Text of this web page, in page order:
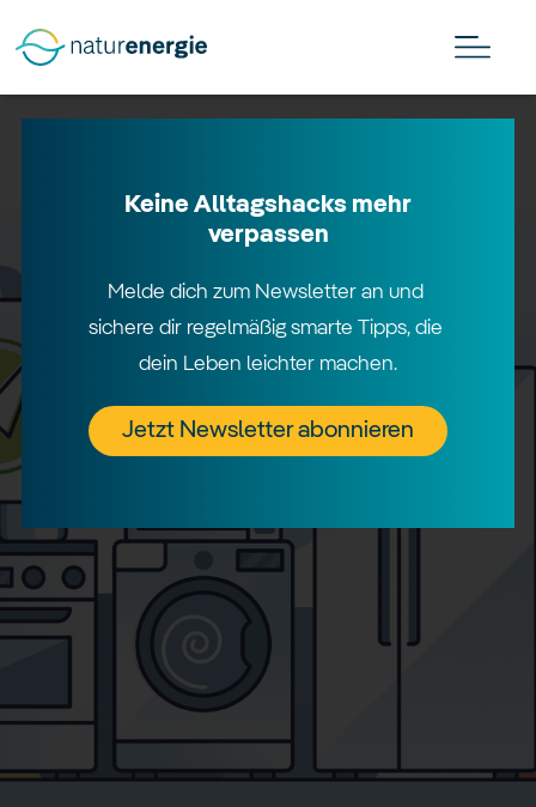
Keine Alltagshacks mehr
verpassen
Melde dich zum Newsletter an und
sichere dir regelmäßig smarte Tipps, die
dein Leben leichter machen.
Jetzt Newsletter abonnieren